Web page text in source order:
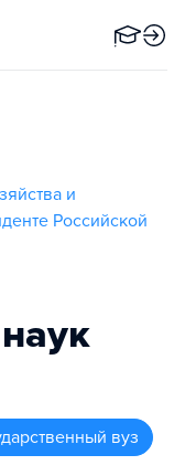
и
Российской
вуз